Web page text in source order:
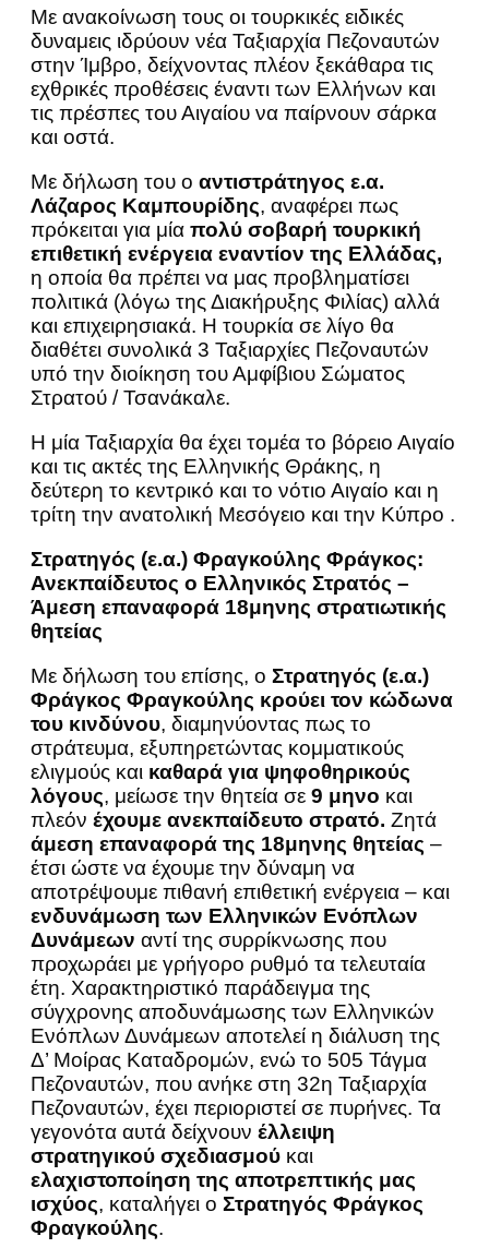
Με ανακοίνωση τους οι τουρκικές ειδικές
δυναμεις ιδρύουν νέα Ταξιαρχία Πεζοναυτών
στην Ίμβρο, δείχνοντας πλέον ξεκάθαρα τις
εχθρικές προθέσεις έναντι των Ελλήνων και
τις πρέσπες του Αιγαίου να παίρνουν σάρκα
και οστά.
Με δήλωση του ο αντιστράτηγος ε.α.
Λάζαρος Καμπουρίδης, αναφέρει πως
πρόκειται για μία πολύ σοβαρή τουρκική
επιθετική ενέργεια εναντίον της Ελλάδας,
η οποία θα πρέπει να μας προβληματίσει
πολιτικά (λόγω της Διακήρυξης Φιλίας) αλλά
και επιχειρησιακά. Η τουρκία σε λίγο θα
διαθέτει συνολικά 3 Ταξιαρχίες Πεζοναυτών
υπό την διοίκηση του Αμφίβιου Σώματος
Στρατού / Τσανάκαλε.
Η μία Ταξιαρχία θα έχει τομέα το βόρειο Αιγαίο
και τις ακτές της Ελληνικής Θράκης, η
δεύτερη το κεντρικό και το νότιο Αιγαίο και η
τρίτη την ανατολική Μεσόγειο και την Κύπρο .
Στρατηγός (ε.α.) Φραγκούλης Φράγκος:
Ανεκπαίδευτος ο Ελληνικός Στρατός –
Άμεση επαναφορά 18μηνης στρατιωτικής
θητείας
Με δήλωση του επίσης, ο Στρατηγός (ε.α.)
Φράγκος Φραγκούλης κρούει τον κώδωνα
του κινδύνου, διαμηνύοντας πως το
στράτευμα, εξυπηρετώντας κομματικούς
ελιγμούς και καθαρά για ψηφοθηρικούς
λόγους, μείωσε την θητεία σε 9 μηνο και
πλεόν έχουμε ανεκπαίδευτο στρατό. Ζητά
άμεση επαναφορά της 18μηνης θητείας –
έτσι ώστε να έχουμε την δύναμη να
αποτρέψουμε πιθανή επιθετική ενέργεια – και
ενδυνάμωση των Ελληνικών Ενόπλων
Δυνάμεων αντί της συρρίκνωσης που
προχωράει με γρήγορο ρυθμό τα τελευταία
έτη. Χαρακτηριστικό παράδειγμα της
σύγχρονης αποδυνάμωσης των Ελληνικών
Ενόπλων Δυνάμεων αποτελεί η διάλυση της
Δ’ Μοίρας Καταδρομών, ενώ το 505 Τάγμα
Πεζοναυτών, που ανήκε στη 32η Ταξιαρχία
Πεζοναυτών, έχει περιοριστεί σε πυρήνες. Τα
γεγονότα αυτά δείχνουν έλλειψη
στρατηγικού σχεδιασμού και
ελαχιστοποίηση της αποτρεπτικής μας
ισχύος, καταλήγει ο Στρατηγός Φράγκος
Φραγκούλης.